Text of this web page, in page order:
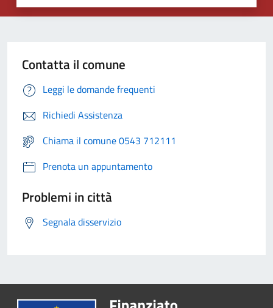
Contatta il comune
Leggi le domande frequenti
Richiedi Assistenza
Chiama il comune 0543 712111
Prenota un appuntamento
Problemi in città
Segnala disservizio